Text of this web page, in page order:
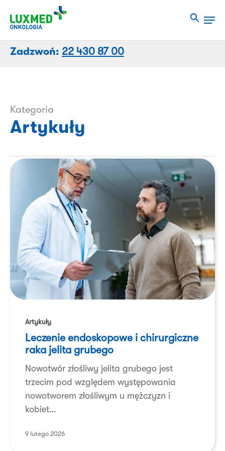
strony
Menu
Zadzwoń: 22 430 87 00
Kategoria
Artykuły
endoskopowe
i chirurgiczne
raka
grubego
Artykuły
Leczenie endoskopowe i chirurgiczne
raka jelita grubego
Nowotwór złośliwy jelita grubego jest
trzecim pod względem występowania
nowotworem złośliwym u mężczyzn i
kobiet…
9 lutego 2026